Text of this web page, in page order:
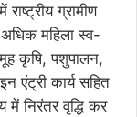
ग्रामीण
महिला स्व-
कृषि, पशुपालन,
एंट्री कार्य सहित
निरंतर वृद्धि कर